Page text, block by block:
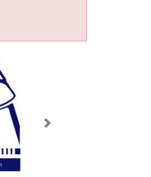
Imagen siguiente